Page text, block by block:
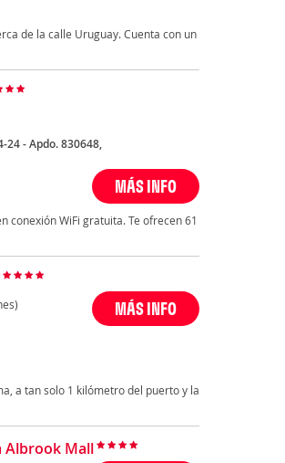
de la calle Uruguay. Cuenta con un
24 - Apdo. 830648,
MÁS INFO
conexión WiFi gratuita. Te ofrecen 61
MÁS INFO
a tan solo 1 kilómetro del puerto y la
Albrook Mall